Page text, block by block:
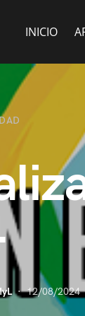
INICIO
12/08/2024